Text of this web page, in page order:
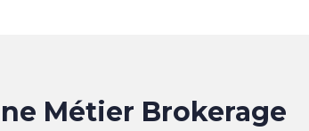
Métier Brokerage